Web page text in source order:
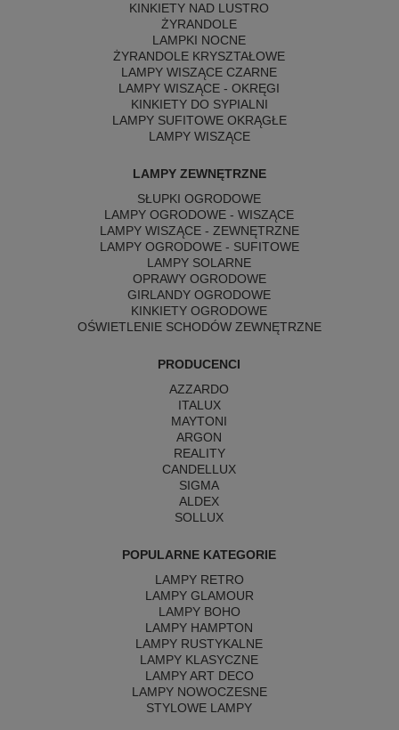
KINKIETY NAD LUSTRO
ŻYRANDOLE
LAMPKI NOCNE
ŻYRANDOLE KRYSZTAŁOWE
LAMPY WISZĄCE CZARNE
LAMPY WISZĄCE - OKRĘGI
KINKIETY DO SYPIALNI
LAMPY SUFITOWE OKRĄGŁE
LAMPY WISZĄCE
LAMPY ZEWNĘTRZNE
SŁUPKI OGRODOWE
LAMPY OGRODOWE - WISZĄCE
LAMPY WISZĄCE - ZEWNĘTRZNE
LAMPY OGRODOWE - SUFITOWE
LAMPY SOLARNE
OPRAWY OGRODOWE
GIRLANDY OGRODOWE
KINKIETY OGRODOWE
OŚWIETLENIE SCHODÓW ZEWNĘTRZNE
PRODUCENCI
AZZARDO
ITALUX
MAYTONI
ARGON
REALITY
CANDELLUX
SIGMA
ALDEX
SOLLUX
POPULARNE KATEGORIE
LAMPY RETRO
LAMPY GLAMOUR
LAMPY BOHO
LAMPY HAMPTON
LAMPY RUSTYKALNE
LAMPY KLASYCZNE
LAMPY ART DECO
LAMPY NOWOCZESNE
STYLOWE LAMPY